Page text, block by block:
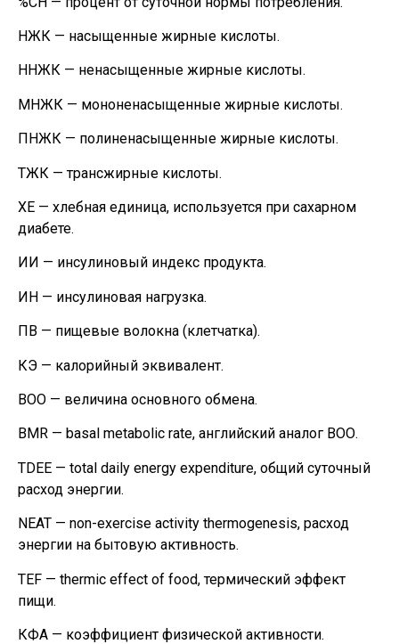
НЖК — насыщенные жирные кислоты.
ННЖК — ненасыщенные жирные кислоты.
МНЖК — мононенасыщенные жирные кислоты.
ПНЖК — полиненасыщенные жирные кислоты.
ТЖК — трансжирные кислоты.
ХЕ — хлебная единица, используется при сахарном
диабете.
ИИ — инсулиновый индекс продукта.
ИН — инсулиновая нагрузка.
ПВ — пищевые волокна (клетчатка).
КЭ — калорийный эквивалент.
ВОО — величина основного обмена.
BMR — basal metabolic rate, английский аналог ВОО.
TDEE — total daily energy expenditure, общий суточный
расход энергии.
NEAT — non-exercise activity thermogenesis, расход
энергии на бытовую активность.
TEF — thermic effect of food, термический эффект
пищи.
КФА — коэффициент физической активности.